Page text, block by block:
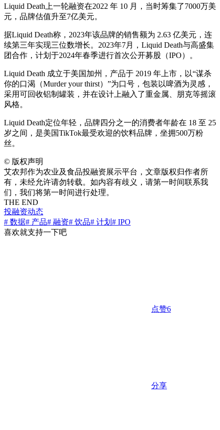
Liquid Death上一轮融资在2022 年 10 月，当时筹集了7000万美
元，品牌估值升至7亿美元。
据Liquid Death称，2023年该品牌的销售额为 2.63 亿美元，连
续第三年实现三位数增长。2023年7月，Liquid Death与高盛集
团合作，计划于2024年春季进行首次公开募股（IPO）。
Liquid Death 成立于美国加州，产品于 2019 年上市，以“谋杀
你的口渴（Murder your thirst）”为口号，包装以啤酒为灵感，
采用可回收铝制罐装，并在设计上融入了重金属、朋克等摇滚
风格。
Liquid Death定位年轻，品牌四分之一的消费者年龄在 18 至 25
岁之间，是美国TikTok最受欢迎的饮料品牌，坐拥500万粉
丝。
© 版权声明
艾农邦作为农业及食品投融资展示平台，文章版权归作者所
有，未经允许请勿转载。如内容有歧义，请第一时间联系我
们，我们将第一时间进行处理。
THE END
投融资动态
# 数据# 产品# 融资# 饮品# 计划 # IPO
喜欢就支持一下吧
点赞6
分享